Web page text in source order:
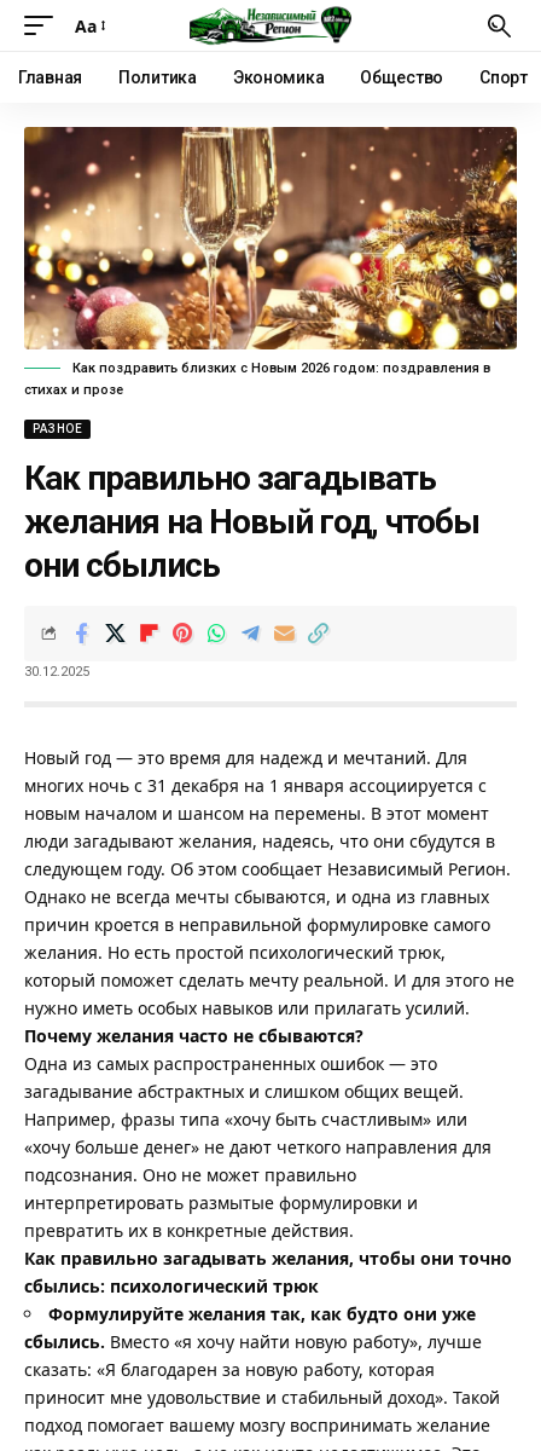
Аа
Главная Политика Экономика Общество Спорт
Как поздравить близких с Новым 2026 годом: поздравления в
стихах и прозе
РАЗНОЕ
Как правильно загадывать
желания на Новый год, чтобы
они сбылись
30.12.2025
Новый год — это время для надежд и мечтаний. Для
многих ночь с 31 декабря на 1 января ассоциируется с
новым началом и шансом на перемены. В этот момент
люди загадывают желания, надеясь, что они сбудутся в
следующем году. Об этом сообщает Независимый Регион.
Однако не всегда мечты сбываются, и одна из главных
причин кроется в неправильной формулировке самого
желания. Но есть простой психологический трюк,
который поможет сделать мечту реальной. И для этого не
нужно иметь особых навыков или прилагать усилий.
Почему желания часто не сбываются?
Одна из самых распространенных ошибок — это
загадывание абстрактных и слишком общих вещей.
Например, фразы типа «хочу быть счастливым» или
«хочу больше денег» не дают четкого направления для
подсознания. Оно не может правильно
интерпретировать размытые формулировки и
превратить их в конкретные действия.
Как правильно загадывать желания, чтобы они точно
сбылись: психологический трюк
Формулируйте желания так, как будто они уже
сбылись. Вместо «я хочу найти новую работу», лучше
сказать: «Я благодарен за новую работу, которая
приносит мне удовольствие и стабильный доход». Такой
подход помогает вашему мозгу воспринимать желание